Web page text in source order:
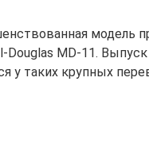
модель
MD-11. Выпуск
у таких крупных